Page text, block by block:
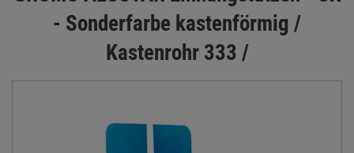
- Sonderfarbe kastenförmig /
Kastenrohr 333 /